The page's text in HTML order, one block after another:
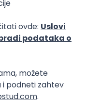
Medicinska
PPU Kuća veverica